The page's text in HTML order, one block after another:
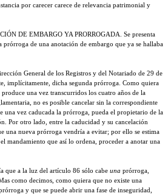
por carecer carece de relevancia patrimonial y
DE EMBARGO YA PRORROGADA. Se presenta
prórroga de una anotación de embargo que ya se hallaba
General de los Registros y del Notariado de 29 de
implícitamente, dicha segunda prórroga. Como quiera
una vez transcurridos los cuatro años de la
no es posible cancelar sin la correspondiente
una vez caducada la prórroga, pueda el propietario de la
Por otro lado, entre la caducidad y su cancelación
una nueva prórroga vendría a evitar; por ello se estima
mandamiento que así lo ordena, proceder a anotar una
que a la luz del artículo 86 sólo cabe una prórroga,
como decimos, como quiera que no existe una
y que se puede abrir una fase de inseguridad,